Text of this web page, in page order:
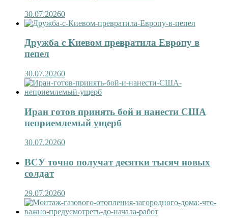
30.07.20260
Дружба с Киевом превратила Европу в
пепел
30.07.20260
Иран готов принять бой и нанести США
неприемлемый ущерб
30.07.20260
ВСУ точно получат десятки тысяч новых
солдат
29.07.20260